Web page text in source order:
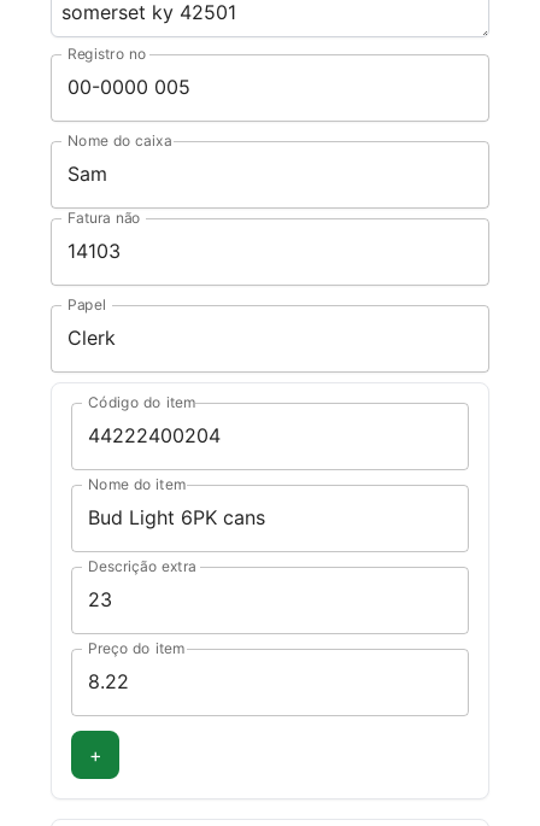
Registro no
Nome do caixa
Fatura não
Papel
Código do item
Nome do item
Descrição extra
Preço do item
+